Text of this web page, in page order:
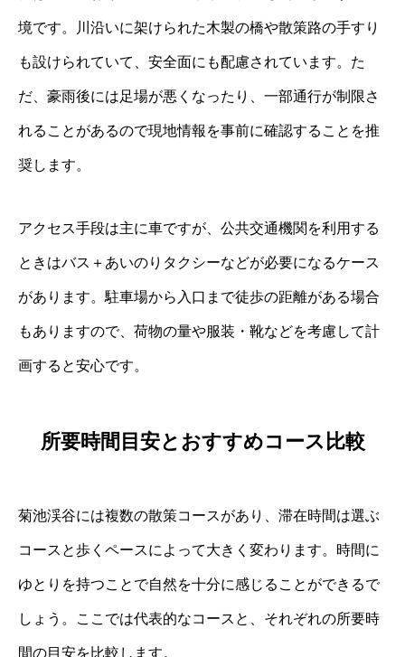
境です。川沿いに架けられた木製の橋や散策路の手すり
も設けられていて、安全面にも配慮されています。た
だ、豪雨後には足場が悪くなったり、一部通行が制限さ
れることがあるので現地情報を事前に確認することを推
奨します。
アクセス手段は主に車ですが、公共交通機関を利用する
ときはバス＋あいのりタクシーなどが必要になるケース
があります。駐車場から入口まで徒歩の距離がある場合
もありますので、荷物の量や服装・靴などを考慮して計
画すると安心です。
所要時間目安とおすすめコース比較
菊池渓谷には複数の散策コースがあり、滞在時間は選ぶ
コースと歩くペースによって大きく変わります。時間に
ゆとりを持つことで自然を十分に感じることができるで
しょう。ここでは代表的なコースと、それぞれの所要時
間の目安を比較します。